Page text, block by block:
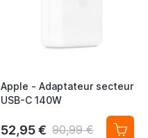
Apple - Adaptateur secteur
USB-C 140W
52,95 € 90,99 €